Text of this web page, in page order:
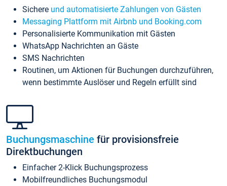
Sichere und automatisierte Zahlungen von Gästen
Messaging Plattform mit Airbnb und Booking.com
Personalisierte Kommunikation mit Gästen
WhatsApp Nachrichten an Gäste
SMS Nachrichten
Routinen, um Aktionen für Buchungen durchzuführen,
wenn bestimmte Auslöser und Regeln erfüllt sind
Buchungsmaschine für provisionsfreie
Direktbuchungen
Einfacher 2-Klick Buchungsprozess
Mobilfreundliches Buchungsmodul